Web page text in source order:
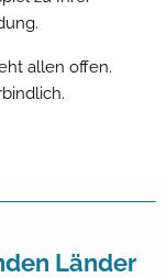
allen offen.
Länder